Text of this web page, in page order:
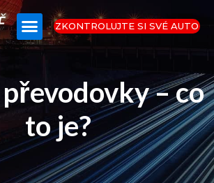
ZKONTROLUJTE SI SVÉ AUTO
– co
to je?